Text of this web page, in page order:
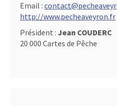
Email :
http://www.pecheaveyron.fr
Président : Jean COUDERC
20 000 Cartes de Pêche